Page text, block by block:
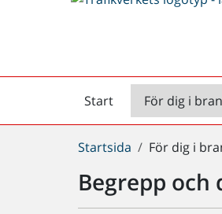
Start
Startsida För dig i
Du
här:
Startsida För dig i
Begrepp